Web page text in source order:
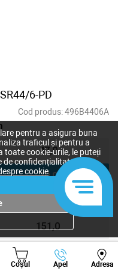
6-PD
Cod produs:496B4406A
47,0
70,0
105,0
151,0
Coșul Apel Adresa
Viber Whatsapp
pentru a asigura buna
traficul și pentru a
cookie-urile, le puteți
de confidențialitate după
cookie